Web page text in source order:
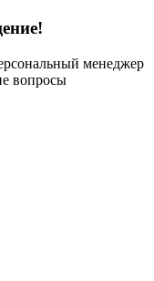
менеджер
вопросы